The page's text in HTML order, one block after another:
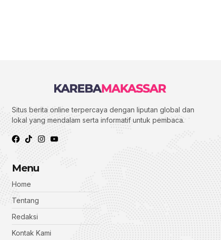
Situs berita online terpercaya dengan liputan global dan
lokal yang mendalam serta informatif untuk pembaca.
Menu
Home
Tentang
Redaksi
Kontak Kami